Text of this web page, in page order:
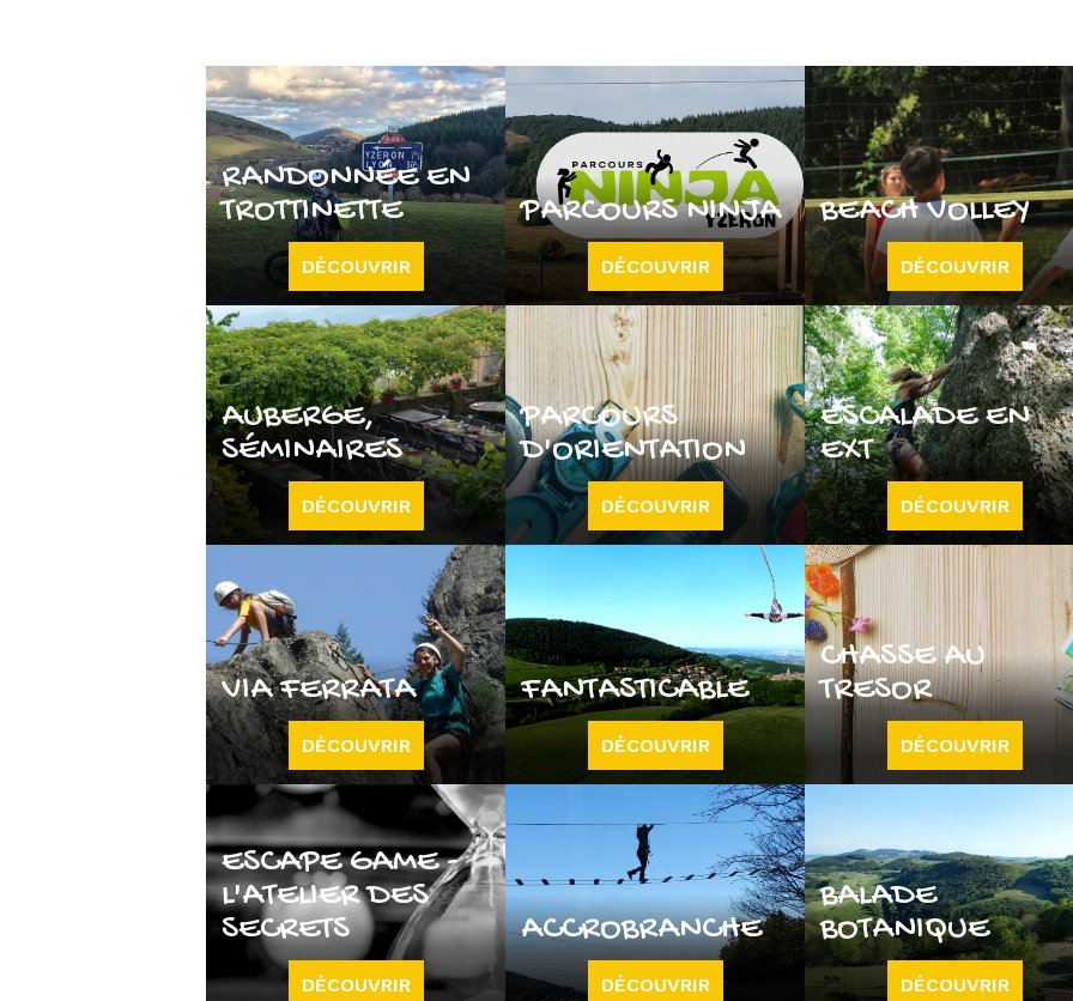
RANDONNÉE EN
TROTTINETTE
DÉCOUVRIR
PARCOURS NINJA
DÉCOUVRIR
BEACH VOLLEY
DÉCOUVRIR
AUBERGE,
SÉMINAIRES
DÉCOUVRIR
PARCOURS
D'ORIENTATION
DÉCOUVRIR
ESCALADE EN
EXT
DÉCOUVRIR
VIA FERRATA
DÉCOUVRIR
FANTASTICABLE
DÉCOUVRIR
CHASSE AU
TRESOR
DÉCOUVRIR
ESCAPE GAME -
L'ATELIER DES
SECRETS
DÉCOUVRIR
ACCROBRANCHE
DÉCOUVRIR
BALADE
BOTANIQUE
DÉCOUVRIR